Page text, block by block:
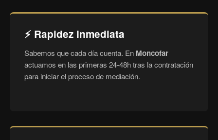
⚡ Rapidez Inmediata
Sabemos que cada día cuenta. En Moncofar
actuamos en las primeras 24-48h tras la contratación
para iniciar el proceso de mediación.